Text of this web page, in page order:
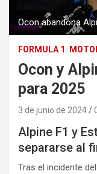
Ocon abandona
FORMULA 1
Ocon y
para 2025
3 de junio de 2024
Alpine F1 y
separarse al
Tras el incidente del